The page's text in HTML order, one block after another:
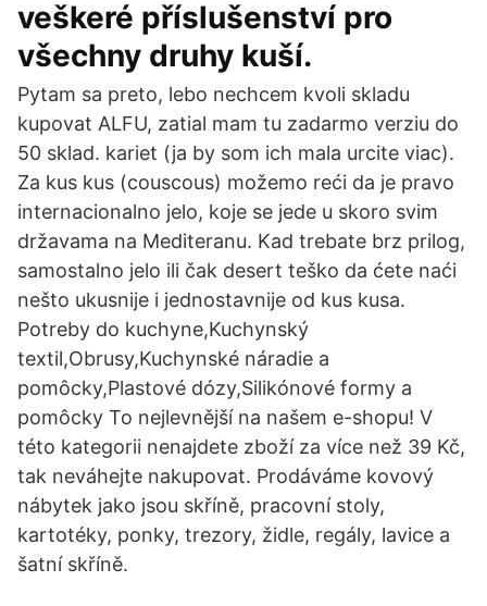
veškeré příslušenství pro
všechny druhy kuší.
Pytam sa preto, lebo nechcem kvoli skladu
kupovat ALFU, zatial mam tu zadarmo verziu do
50 sklad. kariet (ja by som ich mala urcite viac).
Za kus kus (couscous) možemo reći da je pravo
internacionalno jelo, koje se jede u skoro svim
državama na Mediteranu. Kad trebate brz prilog,
samostalno jelo ili čak desert teško da ćete naći
nešto ukusnije i jednostavnije od kus kusa.
Potreby do kuchyne,Kuchynský
textil,Obrusy,Kuchynské náradie a
pomôcky,Plastové dózy,Silikónové formy a
pomôcky To nejlevnější na našem e-shopu! V
této kategorii nenajdete zboží za více než 39 Kč,
tak neváhejte nakupovat. Prodáváme kovový
nábytek jako jsou skříně, pracovní stoly,
kartotéky, ponky, trezory, židle, regály, lavice a
šatní skříně.